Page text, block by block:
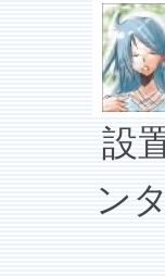
設
ン